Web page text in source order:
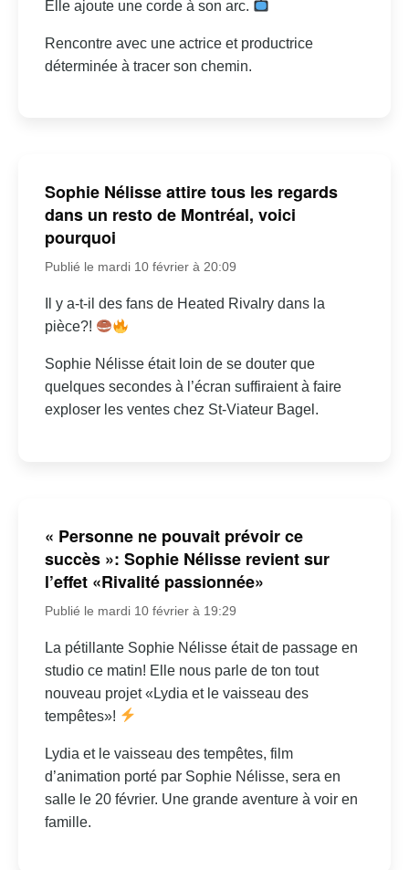
Elle ajoute une corde à son arc.
Rencontre avec une actrice et productrice
déterminée à tracer son chemin.
Sophie Nélisse attire tous les regards
dans un resto de Montréal, voici
pourquoi
Publié le mardi 10 février à 20:09
Il y a-t-il des fans de Heated Rivalry dans la
pièce?!
Sophie Nélisse était loin de se douter que
quelques secondes à l’écran suffiraient à faire
exploser les ventes chez St-Viateur Bagel.
« Personne ne pouvait prévoir ce
succès »: Sophie Nélisse revient sur
l’effet «Rivalité passionnée»
Publié le mardi 10 février à 19:29
La pétillante Sophie Nélisse était de passage en
studio ce matin! Elle nous parle de ton tout
nouveau projet «Lydia et le vaisseau des
tempêtes»!
Lydia et le vaisseau des tempêtes, film
d’animation porté par Sophie Nélisse, sera en
salle le 20 février. Une grande aventure à voir en
famille.